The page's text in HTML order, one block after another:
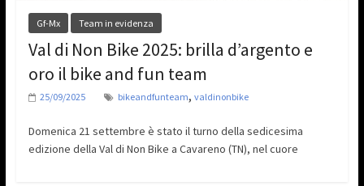
Gf-Mx Team in evidenza
Val di Non Bike 2025: brilla d’argento e
oro il bike and fun team
25/09/2025 bikeandfunteam, valdinonbike
Domenica 21 settembre è stato il turno della sedicesima
edizione della Val di Non Bike a Cavareno (TN), nel cuore